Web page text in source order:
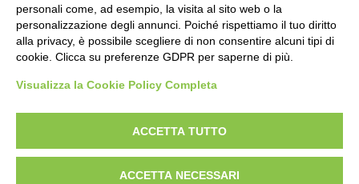
Bogliano Srl
Strada Statale 231 Alba-Bra
Borgo San Martino 44, 12060 Pocapaglia CN
Fax: 0172-487399
personali come, ad esempio, la visita al sito web o la
personalizzazione degli annunci. Poiché rispettiamo il tuo diritto
alla privacy, è possibile scegliere di non consentire alcuni tipi di
cookie. Clicca su preferenze GDPR per saperne di più.
Visualizza la Cookie Policy Completa
ACCETTA TUTTO
ACCETTA NECESSARI